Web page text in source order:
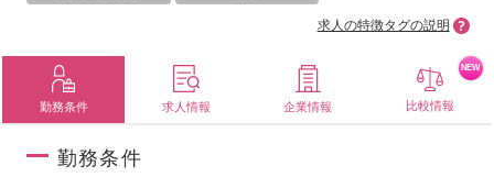
求人の特徴タグの説明
勤務条件 求人情報 企業情報 比較情報
NEW
勤務条件